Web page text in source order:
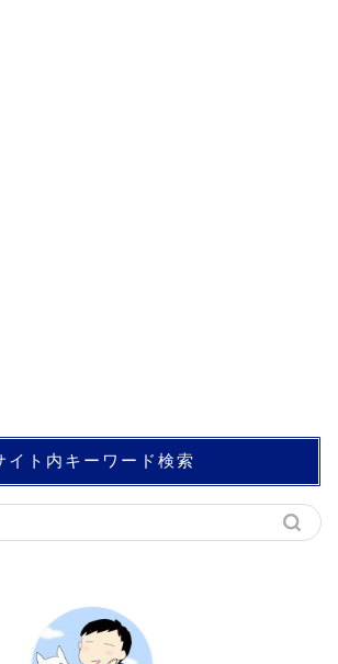
イト内キーワード検索